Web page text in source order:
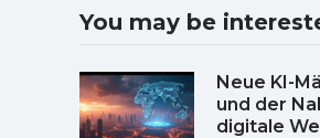
You may be
Neue KI-
und der
digitale